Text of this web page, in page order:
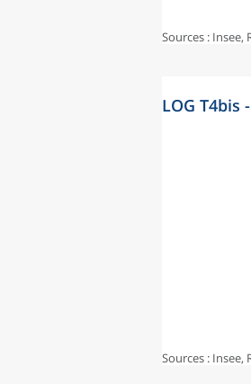
Sources : Insee,
LOG T4bis
Sources : Insee,